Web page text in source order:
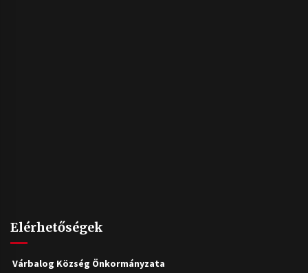
Elérhetőségek
Várbalog Község Önkormányzata